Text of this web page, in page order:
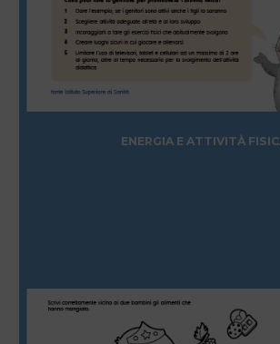
ENERGIA E ATTIVITÀ